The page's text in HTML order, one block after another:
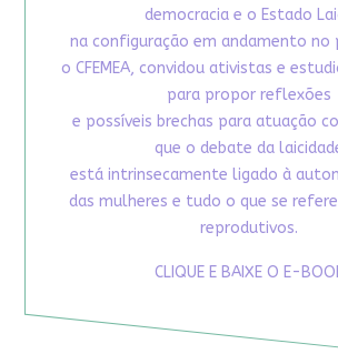
democracia e o Estado
na configuração em andamento no
o CFEMEA, convidou ativistas e
para propor reflexões
e possíveis brechas para atuação
que o debate da
está intrinsecamente ligado à
das mulheres e tudo o que se
reprodutivos.
CLIQUE E BAIXE O E-